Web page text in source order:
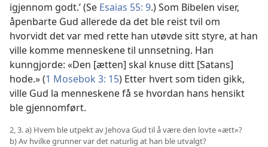
igjennom godt.’ (Se Esaias 55: 9.) Som Bibelen viser,
åpenbarte Gud allerede da det ble reist tvil om
hvorvidt det var med rette han utøvde sitt styre, at han
ville komme menneskene til unnsetning. Han
kunngjorde: «Den [ætten] skal knuse ditt [Satans]
hode.» (1 Mosebok 3: 15) Etter hvert som tiden gikk,
ville Gud la menneskene få se hvordan hans hensikt
ble gjennomført.
2, 3. a) Hvem ble utpekt av Jehova Gud til å være den lovte «ætt»?
b) Av hvilke grunner var det naturlig at han ble utvalgt?